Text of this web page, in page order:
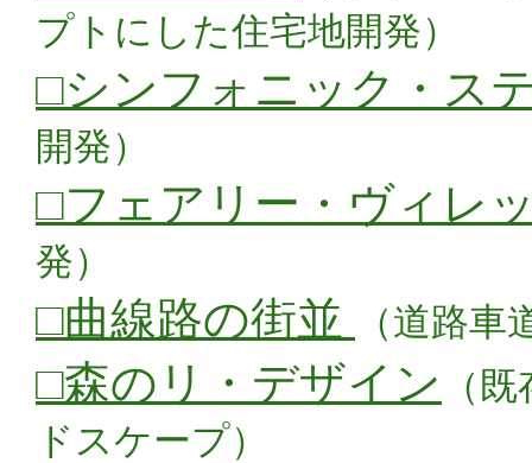
プトにした住宅地開発）
□シンフォニック・ス
開発）
□フェアリー・ヴィレ
発）
□曲線路の街並 （道路
□森のリ・デザイン
（
ドスケープ）